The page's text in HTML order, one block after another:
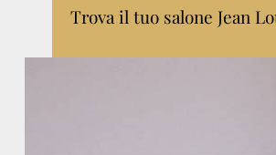
Trova il tuo salone Jean